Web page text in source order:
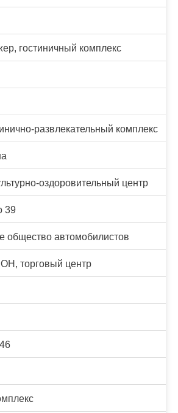
гостиничный комплекс
развлекательный комплекс
оздоровительный центр
39
общество автомобилистов
торговый центр